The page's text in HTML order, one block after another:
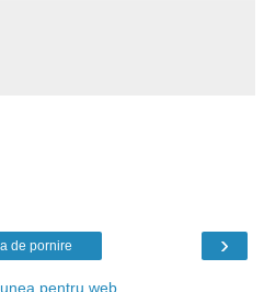
›
de pornire
pentru web